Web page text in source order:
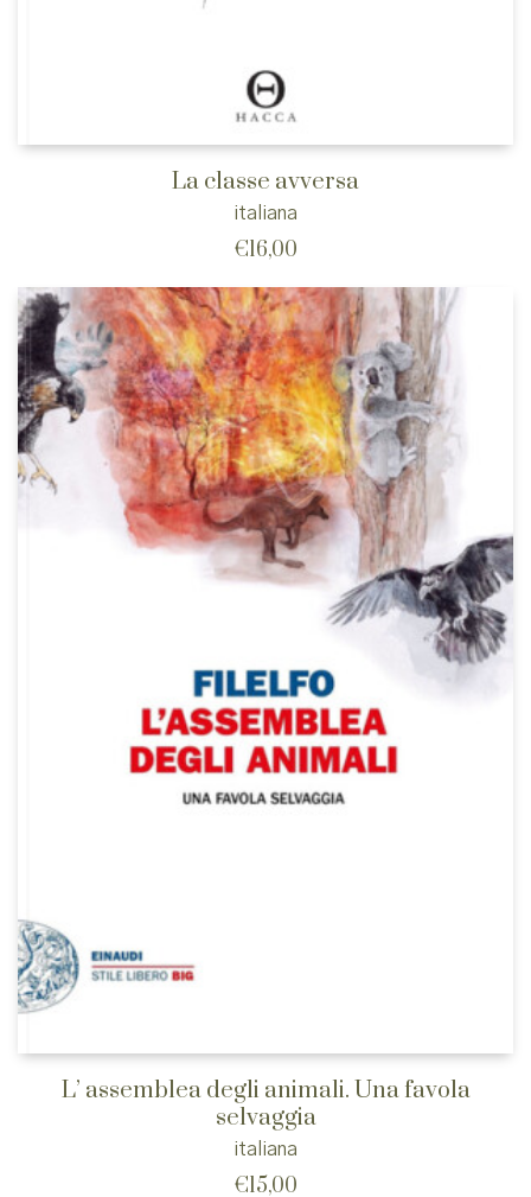
La classe avversa
italiana
€16,00
L’ assemblea degli animali. Una favola
selvaggia
italiana
€15,00